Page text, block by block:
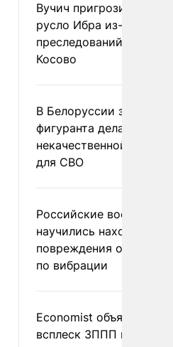
Вучич пригрозил
русло Ибра из-за
преследований сербов
Косово
В Белоруссии
фигуранта дела о
некачественной
для СВО
Российские военные
научились находить
повреждения
по вибрации
Economist объяснил
всплеск ЗППП в Европе